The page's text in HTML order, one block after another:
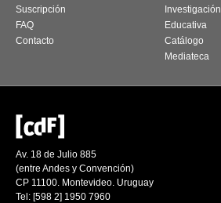
Suscripción
FAQ
Contacto
Investigación
Educativa
Catálogo
Mediateca
Av. 18 de Julio 885
(entre Andes y Convención)
CP 11100. Montevideo. Uruguay
Tel: [598 2] 1950 7960